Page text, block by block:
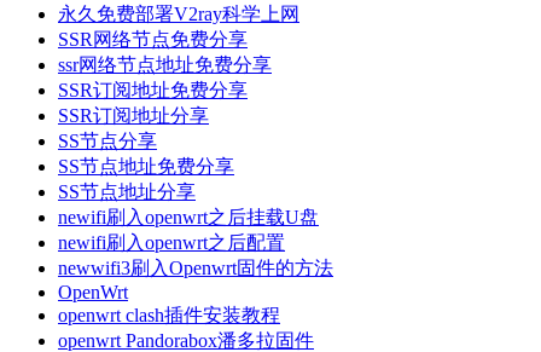
永久免费部署V2ray科学上网
SSR网络节点免费分享
ssr网络节点地址免费分享
SSR订阅地址免费分享
SSR订阅地址分享
SS节点分享
SS节点地址免费分享
SS节点地址分享
newifi刷入openwrt之后挂载U盘
newifi刷入openwrt之后配置
newwifi3刷入Openwrt固件的方法
OpenWrt
openwrt clash插件安装教程
openwrt Pandorabox潘多拉固件